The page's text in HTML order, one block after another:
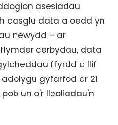
asesiadau
casglu data a oedd yn
newydd – ar
cerbydau, data
ffyrdd a llif
gyfarfod ar 21
un o'r lleoliadau'n